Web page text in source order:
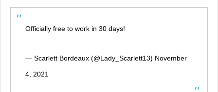
Officially free to work in 30 days!
— Scarlett Bordeaux (@Lady_Scarlett13) November
4, 2021